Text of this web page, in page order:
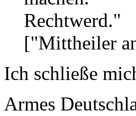
Rechtwerd."
["Mittheiler
Ich schließe
Armes